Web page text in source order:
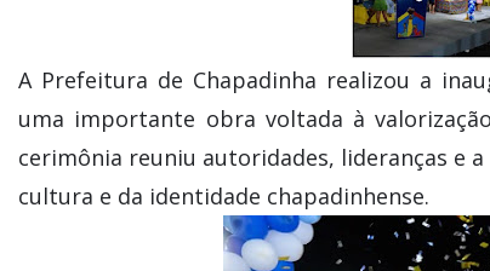
A Prefeitura de Chapadinha realizou a
uma importante obra voltada à
cerimônia reuniu autoridades, lideranças e
cultura e da identidade chapadinhense.